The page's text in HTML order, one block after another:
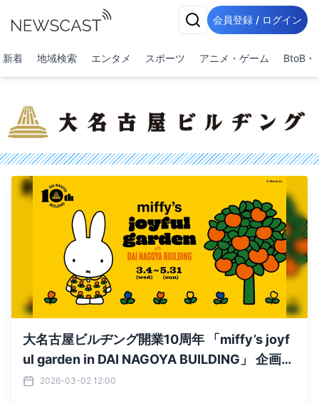
会員登録 / ログイン
新着 地域検索 エンタメ スポーツ アニメ・ゲーム BtoB・
大名古屋ビルヂング開業10周年 「miffy’s joyf
ul garden in DAI NAGOYA BUILDING」 企画内
容を公開！
2026-03-02 12:00